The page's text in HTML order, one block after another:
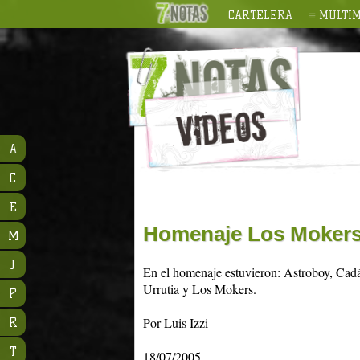
CARTELERA
Homenaje Los
En el homenaje estuvieron: Astroboy,
Urrutia y Los Mokers.
Por Luis Izzi
18/07/2005
A
C
E
M
J
P
R
T